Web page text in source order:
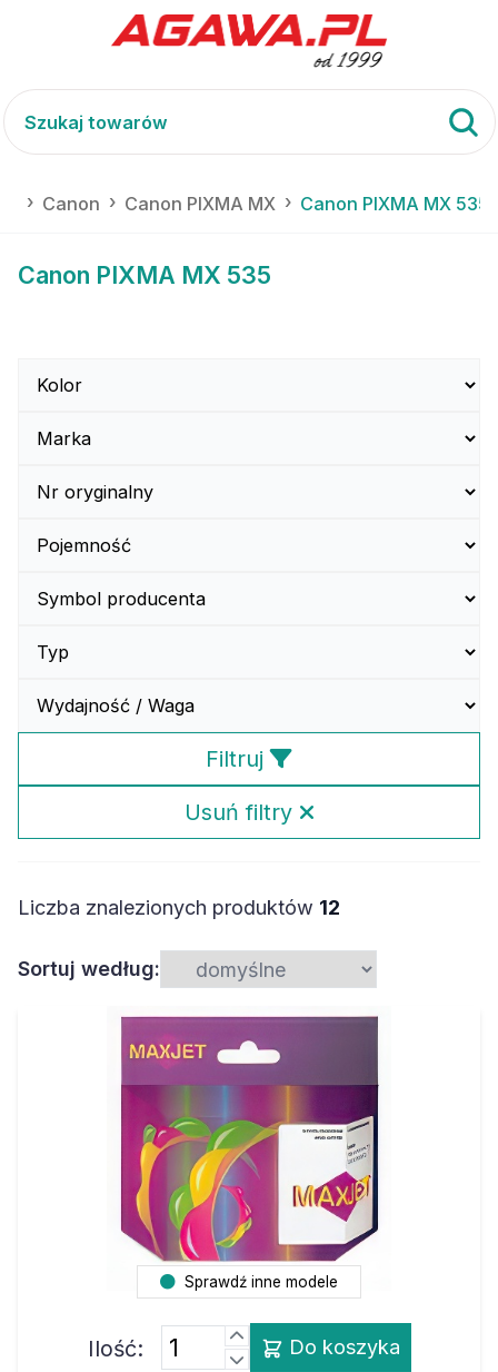
Canon Canon PIXMA MX Canon PIXMA MX 535
Canon PIXMA MX 535
Filtruj
Usuń filtry
Liczba znalezionych produktów 12
Sortuj według:
Sprawdź inne modele
Ilość: Do koszyka